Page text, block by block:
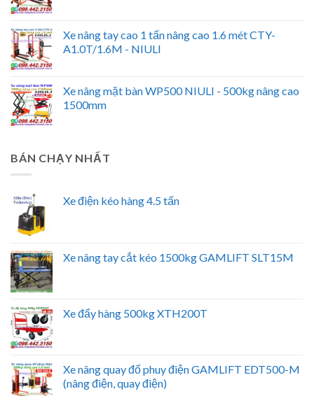
Xe nâng tay cao 1 tấn nâng cao 1.6 mét CTY-
A1.0T/1.6M - NIULI
Xe nâng mặt bàn WP500 NIULI - 500kg nâng cao
1500mm
BÁN CHẠY NHẤT
Xe điện kéo hàng 4.5 tấn
Xe nâng tay cắt kéo 1500kg GAMLIFT SLT15M
Xe đẩy hàng 500kg XTH200T
Xe nâng quay đổ phuy điện GAMLIFT EDT500-M
(nâng điện, quay điện)